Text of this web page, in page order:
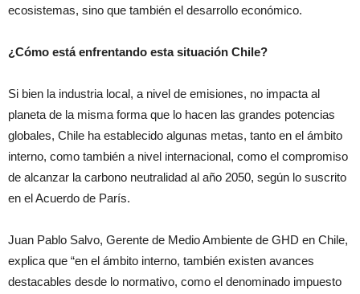
ecosistemas, sino que también el desarrollo económico.
¿Cómo está enfrentando esta situación Chile?
Si bien la industria local, a nivel de emisiones, no impacta al
planeta de la misma forma que lo hacen las grandes potencias
globales, Chile ha establecido algunas metas, tanto en el ámbito
interno, como también a nivel internacional, como el compromiso
de alcanzar la carbono neutralidad al año 2050, según lo suscrito
en el Acuerdo de París.
Juan Pablo Salvo, Gerente de Medio Ambiente de GHD en Chile,
explica que “en el ámbito interno, también existen avances
destacables desde lo normativo, como el denominado impuesto